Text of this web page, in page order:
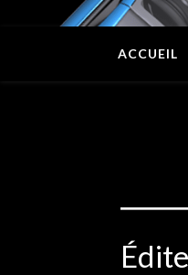
ACCUEIL